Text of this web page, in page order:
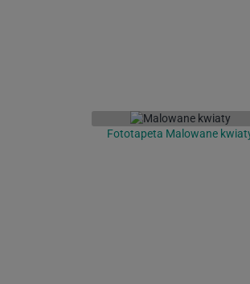
Fototapeta Malowane